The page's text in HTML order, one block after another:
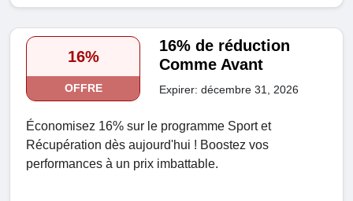
16%
OFFRE
16% de réduction
Comme Avant
Expirer: décembre 31, 2026
Économisez 16% sur le programme Sport et
Récupération dès aujourd'hui ! Boostez vos
performances à un prix imbattable.